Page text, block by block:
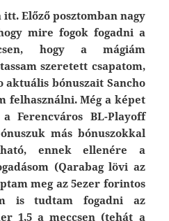
Előző posztomban nagy
mire fogok fogadni a
hogy a mágiám
szeretett csapatom,
bónuszait Sancho
felhasználni. Még a képet
Ferencváros BL-Playoff
más bónuszokkal
ennek ellenére a
(Qarabag lövi az
meg az 5ezer forintos
is tudtam fogadni az
1,5 a meccsen (tehát a